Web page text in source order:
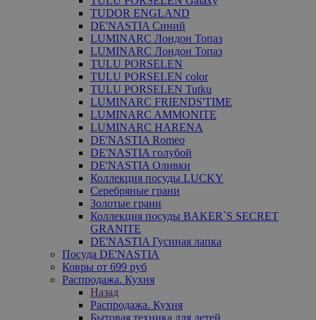
TUDOR ENGLAND
DE'NASTIA Синий
LUMINARC Лондон Топаз
LUMINARC Лондон Топаз
TULU PORSELEN
TULU PORSELEN color
TULU PORSELEN Tutku
LUMINARC FRIENDS'TIME
LUMINARC AMMONITE
LUMINARC HARENA
DE'NASTIA Romeo
DE'NASTIA голубой
DE'NASTIA Оливки
Коллекция посуды LUCKY
Серебряные грани
Золотые грани
Коллекция посуды BAKER`S SECRET
GRANITE
DE'NASTIA Гусиная лапка
Посуда DE'NASTIA
Ковры от 699 руб
Распродажа. Кухня
Назад
Распродажа. Кухня
Бытовая техника для детей